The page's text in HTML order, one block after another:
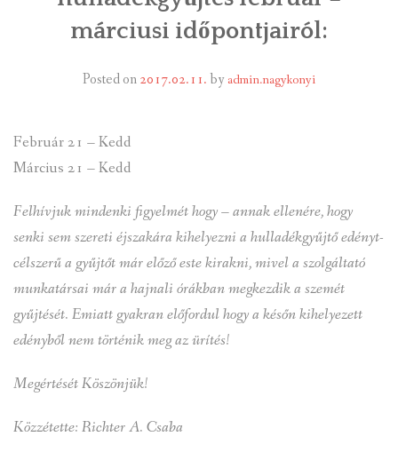
INTÉZMÉNYEK
INFORMÁCIÓK
KAPCSOLAT
LETÖLTHETŐ NYOMTATVÁNYOK
VÁLASZTÁS 2026
TELEPÜLÉSIKÉPVISELŐI VAGYONNYILATKOZATOK – 2026.
ÉV
ROMA NEMZETISÉGI ÖNKORMÁNYZATI KÉPVISELŐK
márciusi időpontjairól:
Posted on2017.02.11.by admin.nagykonyi
Február 21 – Kedd
Március 21 – Kedd
Felhívjuk mindenki figyelmét hogy – annak ellenére, hogy
senki sem szereti éjszakára kihelyezni a hulladékgyűjtő edényt-
célszerű a gyűjtőt már előző este kirakni, mivel a szolgáltató
munkatársai már a hajnali órákban megkezdik a szemét
gyűjtését. Emiatt gyakran előfordul hogy a későn kihelyezett
edényből nem történik meg az ürítés!
Megértését Köszönjük!
Közzétette: Richter A. Csaba